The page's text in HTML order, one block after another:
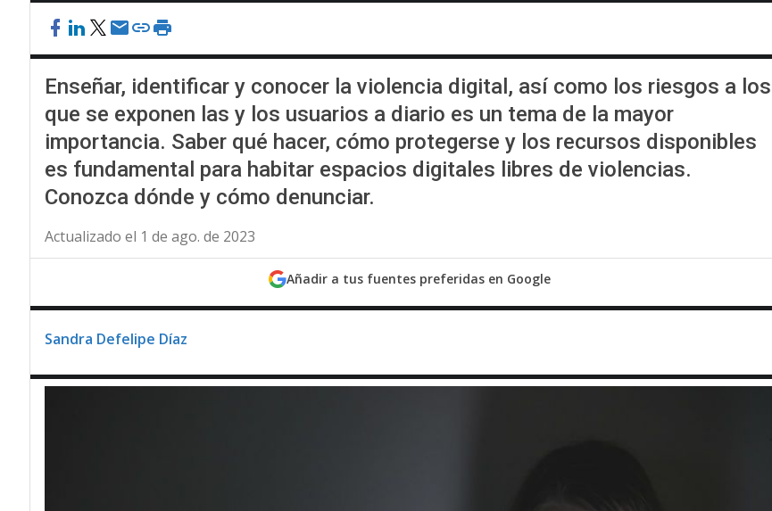
Enseñar, identificar y conocer la violencia digital, así como los riesgos a los
que se exponen las y los usuarios a diario es un tema de la mayor
importancia. Saber qué hacer, cómo protegerse y los recursos disponibles
es fundamental para habitar espacios digitales libres de violencias.
Conozca dónde y cómo denunciar.
Actualizado el 1 de ago. de 2023
Añadir a tus fuentes preferidas en Google
Sandra Defelipe Díaz